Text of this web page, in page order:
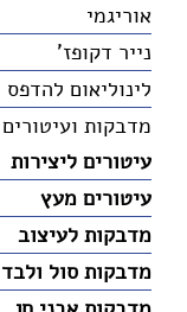
אוריגמי
נייר דקופז'
לינוליאום להדפס
מדבקות ועיטורים
עיטורים ליצירות
עיטורים מעץ
מדבקות לעיצוב
מדבקות סול ולבד